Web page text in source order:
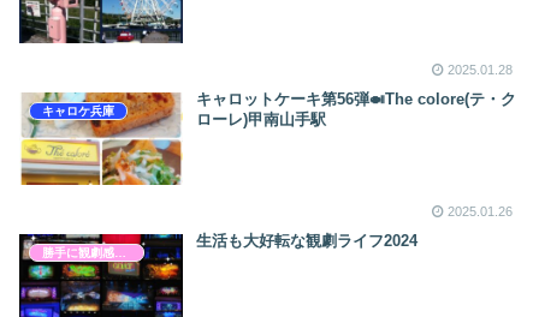
2025.01.28
キャロケ兵庫
キャロットケーキ第56弾🍛The colore(テ・ク
ローレ)甲南山手駅
2025.01.26
生活も大好転な観劇ライフ2024